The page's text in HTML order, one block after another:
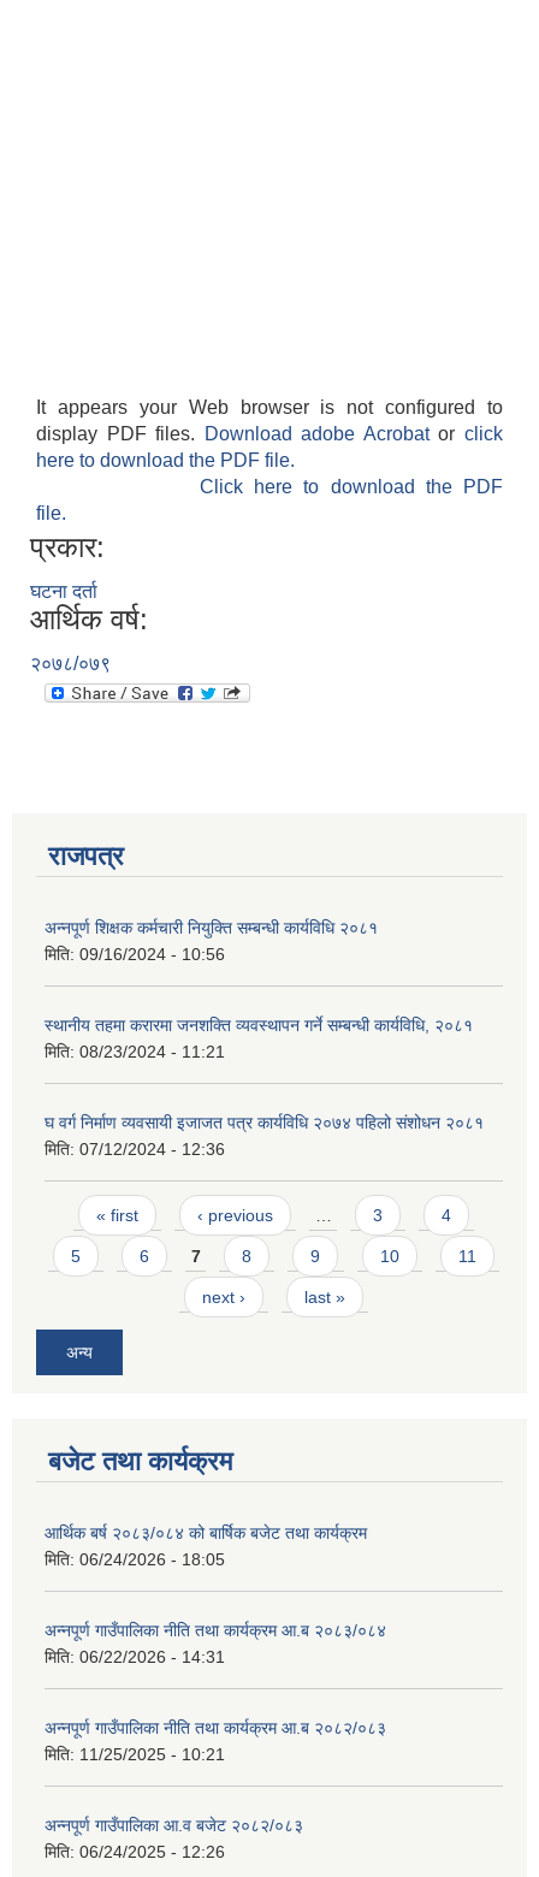
It appears your Web browser is not configured to
display PDF files.
Download adobe Acrobatorclick
here to download the PDF file.
Click here to download the PDF
file.
प्रकार:
घटना दर्ता
आर्थिक वर्ष:
२०७८/०७९
राजपत्र
अन्नपूर्ण शिक्षक कर्मचारी नियुक्ति सम्बन्धी कार्यविधि २०८१
मिति: 09/16/2024 - 10:56
स्थानीय तहमा करारमा जनशक्ति व्यवस्थापन गर्ने सम्बन्धी कार्यविधि, २०८१
मिति: 08/23/2024 - 11:21
घ वर्ग निर्माण व्यवसायी इजाजत पत्र कार्यविधि २०७४ पहिलो संशोधन २०८१
मिति: 07/12/2024 - 12:36
Pages
« first ‹ previous 3 4
5 6 7 8 9 10 11
next › last »
अन्य
बजेट तथा कार्यक्रम
आर्थिक बर्ष २०८३/०८४ को बार्षिक बजेट तथा कार्यक्रम
मिति: 06/24/2026 - 18:05
अन्नपूर्ण गाउँपालिका नीति तथा कार्यक्रम आ.ब २०८३/०८४
मिति: 06/22/2026 - 14:31
अन्नपूर्ण गाउँपालिका नीति तथा कार्यक्रम आ.ब २०८२/०८३
मिति: 11/25/2025 - 10:21
अन्नपूर्ण गाउँपालिका आ.व बजेट २०८२/०८३
मिति: 06/24/2025 - 12:26